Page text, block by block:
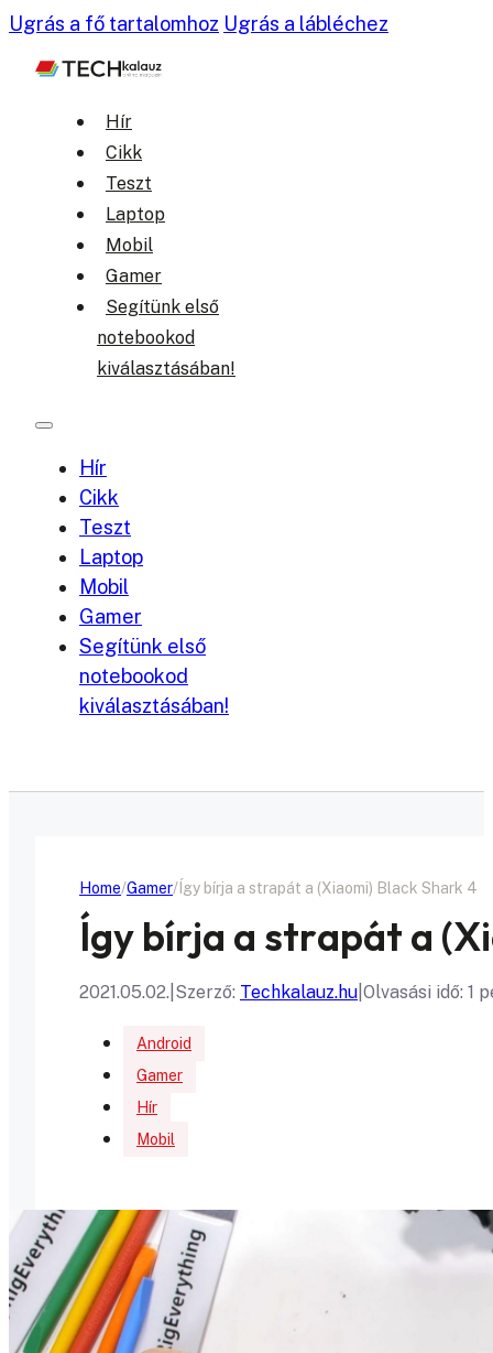
Ugrás a fő tartalomhoz Ugrás a lábléchez
Hír
Cikk
Teszt
Laptop
Mobil
Gamer
Segítünk első
notebookod
kiválasztásában!
Hír
Cikk
Teszt
Laptop
Mobil
Gamer
Segítünk első
notebookod
kiválasztásában!
Home Gamer Így bírja a strapát a (Xiaomi) Black Shark 4
Így bírja a strapát a
2021.05.02. Szerző: Techkalauz.hu Olvasási idő: 1
Android
Gamer
Hír
Mobil